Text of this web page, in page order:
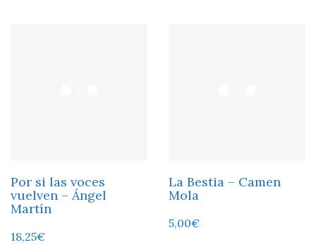
Por si las voces
vuelven – Ángel
Martín
18,25€
La Bestia – Camen
Mola
5,00€